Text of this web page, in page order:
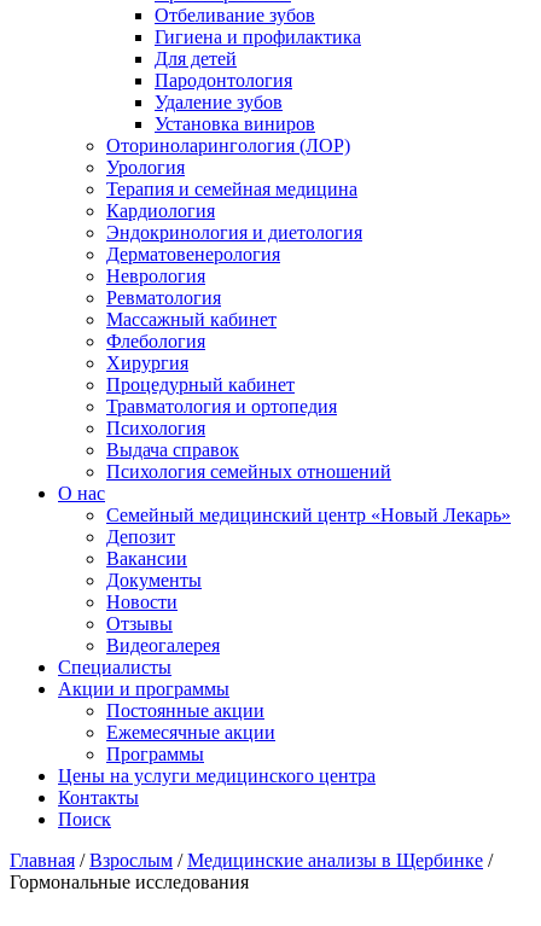
Отбеливание зубов
Гигиена и профилактика
Для детей
Пародонтология
Удаление зубов
Установка виниров
Оториноларингология (ЛОР)
Урология
Терапия и семейная медицина
Кардиология
Эндокринология и диетология
Дерматовенерология
Неврология
Ревматология
Массажный кабинет
Флебология
Хирургия
Процедурный кабинет
Травматология и ортопедия
Психология
Выдача справок
Психология семейных отношений
О нас
Семейный медицинский центр «Новый Лекарь»
Депозит
Вакансии
Документы
Новости
Отзывы
Видеогалерея
Специалисты
Акции и программы
Постоянные акции
Ежемесячные акции
Программы
Цены на услуги медицинского центра
Контакты
Поиск
Главная / Взрослым / Медицинские анализы в Щербинке /
Гормональные исследования